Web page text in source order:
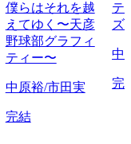
僕らはそれを越
えてゆく〜天彦
野球部グラフィ
ティー〜
中原裕/市田実
完結
テ
ズ
中
完